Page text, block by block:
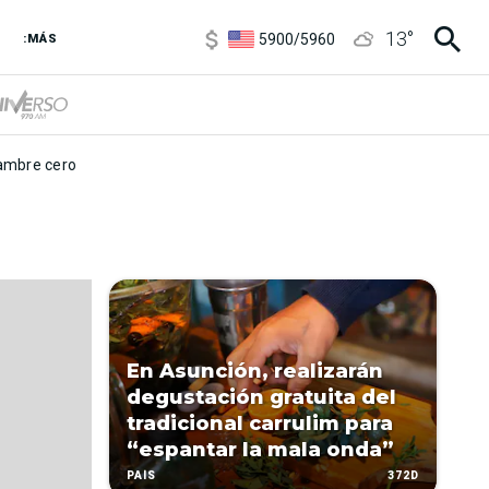
:MÁS
5900/5960
13°
cero
En Asunción, realizarán
degustación gratuita del
tradicional carrulim para
“espantar la mala onda”
PAÍS 372D